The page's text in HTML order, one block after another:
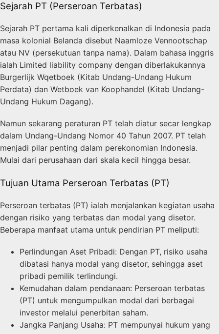
Sejarah PT (Perseroan Terbatas)
Sejarah PT pertama kali diperkenalkan di Indonesia pada
masa kolonial Belanda disebut Naamloze Vennootschap
atau NV (persekutuan tanpa nama). Dalam bahasa inggris
ialah Limited liability company dengan diberlakukannya
Burgerlijk Wqetboek (Kitab Undang-Undang Hukum
Perdata) dan Wetboek van Koophandel (Kitab Undang-
Undang Hukum Dagang).
Namun sekarang peraturan PT telah diatur secar lengkap
dalam Undang-Undang Nomor 40 Tahun 2007. PT telah
menjadi pilar penting dalam perekonomian Indonesia.
Mulai dari perusahaan dari skala kecil hingga besar.
Tujuan Utama Perseroan Terbatas (PT)
Perseroan terbatas (PT) ialah menjalankan kegiatan usaha
dengan risiko yang terbatas dan modal yang disetor.
Beberapa manfaat utama untuk pendirian PT meliputi:
Perlindungan Aset Pribadi: Dengan PT, risiko usaha
dibatasi hanya modal yang disetor, sehingga aset
pribadi pemilik terlindungi.
Kemudahan dalam pendanaan: Perseroan terbatas
(PT) untuk mengumpulkan modal dari berbagai
investor melalui penerbitan saham.
Jangka Panjang Usaha: PT mempunyai hukum yang